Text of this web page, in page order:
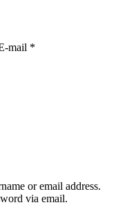
mail *
or email address.
via email.